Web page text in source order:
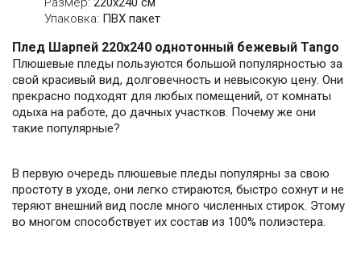
Упаковка: ПВХ пакет
Плед Шарпей 220х240 однотонный бежевый Tango
Плюшевые пледы пользуются большой популярностью за
свой красивый вид, долговечность и невысокую цену. Они
прекрасно подходят для любых помещений, от комнаты
одыха на работе, до дачных участков. Почему же они
такие популярные?
В первую очередь плюшевые пледы популярны за свою
простоту в уходе, они легко стираются, быстро сохнут и не
теряют внешний вид после много численных стирок. Этому
во многом способствует их состав из 100% полиэстера.